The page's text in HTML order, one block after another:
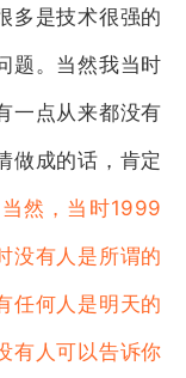
多是技术很强的
题。当然我当时
一点从来都没有
做成的话，肯定
当然，当时1999
没有人是所谓的
任何人是明天的
有人可以告诉你